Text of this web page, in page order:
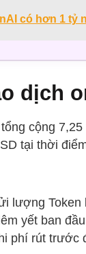
có hơn 1 tỷ
dịch
cộng
tại thời
lượng
yết ban
phí rút trước